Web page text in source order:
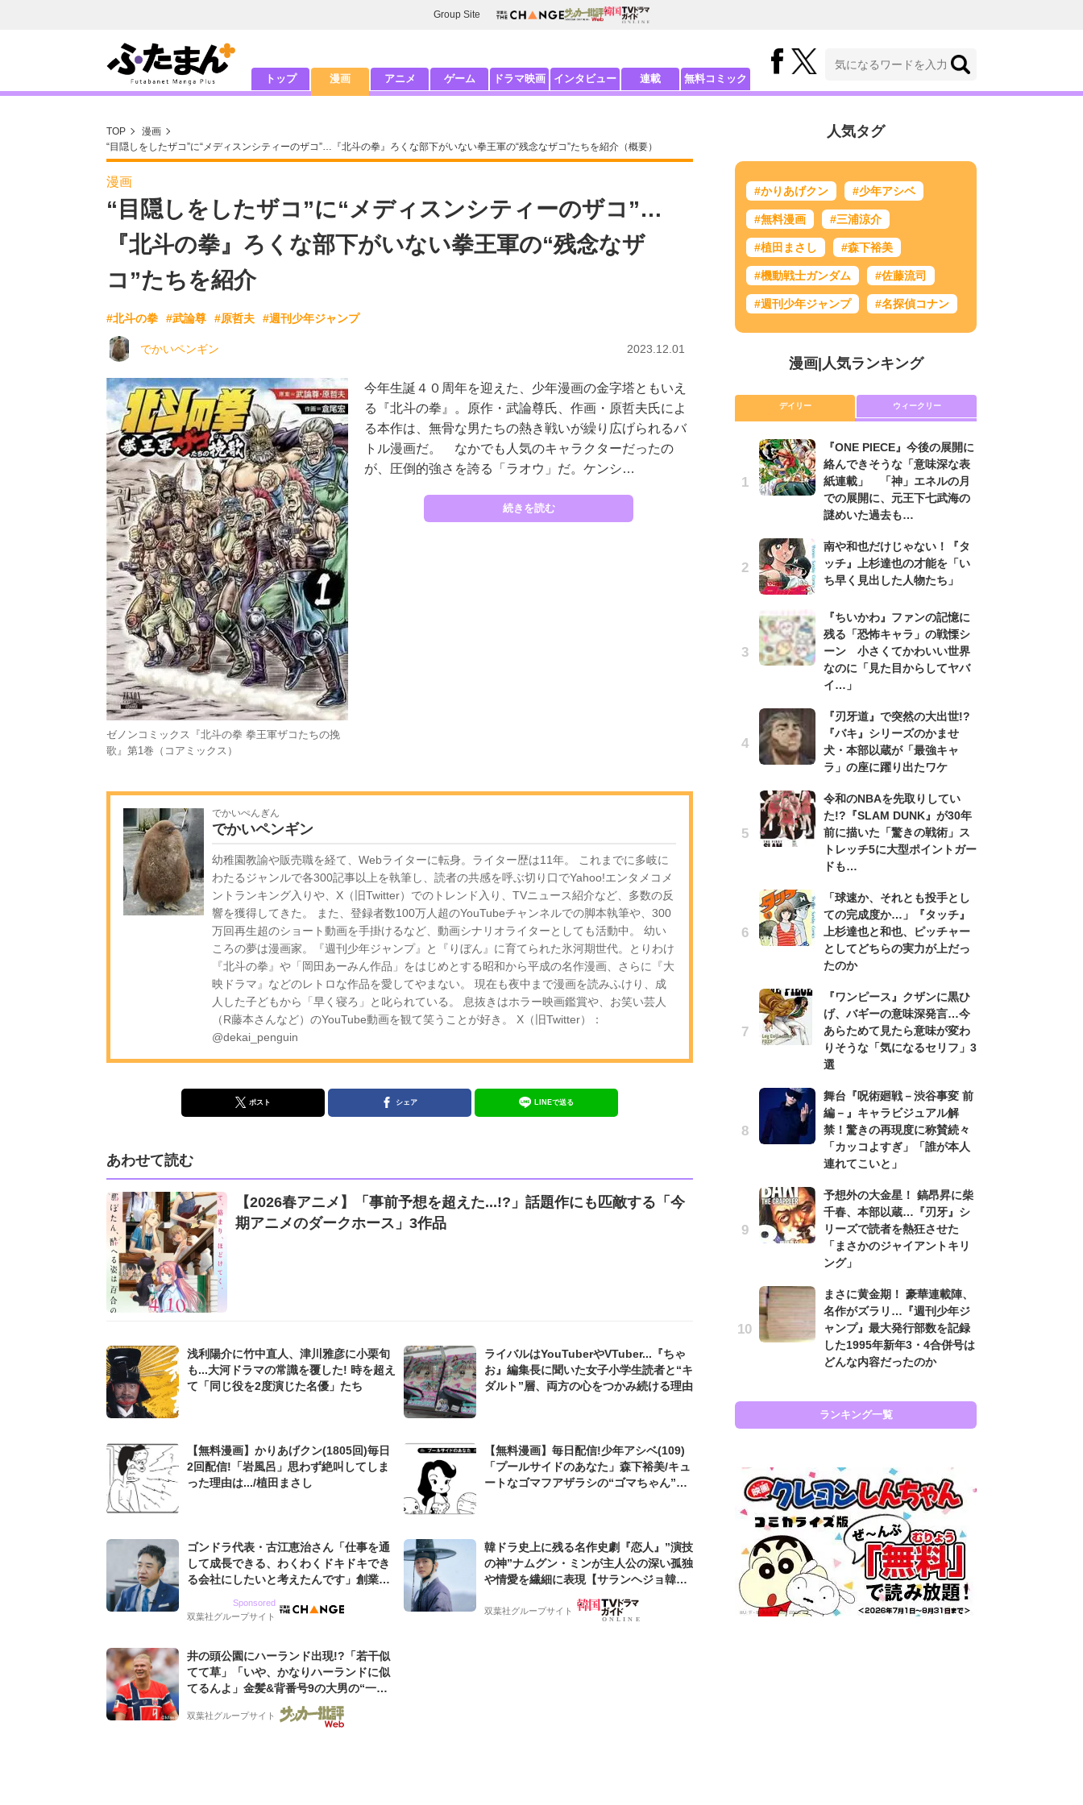
Group Site
トップ 漫画 アニメ ゲーム ドラマ映画 インタビュー 連載 無料コミック
TOP
漫画
“目隠しをしたザコ”に“メディスンシティーのザコ”…『北斗の拳』ろくな部下がいない拳王軍の“残念なザコ”たちを紹介（概要）
漫画
“目隠しをしたザコ”に“メディスンシティーのザコ”…
『北斗の拳』ろくな部下がいない拳王軍の“残念なザ
コ”たちを紹介
#北斗の拳 #武論尊 #原哲夫 #週刊少年ジャンプ
でかいペンギン 2023.12.01
ゼノンコミックス『北斗の拳 拳王軍ザコたちの挽
歌』第1巻（コアミックス）
今年生誕４０周年を迎えた、少年漫画の金字塔ともいえ
る『北斗の拳』。原作・武論尊氏、作画・原哲夫氏によ
る本作は、無骨な男たちの熱き戦いが繰り広げられるバ
トル漫画だ。 なかでも人気のキャラクターだったの
が、圧倒的強さを誇る「ラオウ」だ。ケンシ…
続きを読む
でかいぺんぎん
でかいペンギン
幼稚園教諭や販売職を経て、Webライターに転身。ライター歴は11年。 これまでに多岐に
わたるジャンルで各300記事以上を執筆し、読者の共感を呼ぶ切り口でYahoo!エンタメコメ
ントランキング入りや、X（旧Twitter）でのトレンド入り、TVニュース紹介など、多数の反
響を獲得してきた。 また、登録者数100万人超のYouTubeチャンネルでの脚本執筆や、300
万回再生超のショート動画を手掛けるなど、動画シナリオライターとしても活動中。 幼い
ころの夢は漫画家。『週刊少年ジャンプ』と『りぼん』に育てられた氷河期世代。とりわけ
『北斗の拳』や「岡田あーみん作品」をはじめとする昭和から平成の名作漫画、さらに『大
映ドラマ』などのレトロな作品を愛してやまない。 現在も夜中まで漫画を読みふけり、成
人した子どもから「早く寝ろ」と叱られている。 息抜きはホラー映画鑑賞や、お笑い芸人
（R藤本さんなど）のYouTube動画を観て笑うことが好き。 X（旧Twitter）：
@dekai_penguin
ポスト シェア LINEで送る
あわせて読む
【2026春アニメ】「事前予想を超えた...!?」話題作にも匹敵する「今
期アニメのダークホース」3作品
浅利陽介に竹中直人、津川雅彦に小栗旬
も...大河ドラマの常識を覆した! 時を超え
て「同じ役を2度演じた名優」たち
ライバルはYouTuberやVTuber...『ちゃ
お』編集長に聞いた女子小学生読者と“キ
ダルト”層、両方の心をつかみ続ける理由
【無料漫画】かりあげクン(1805回)毎日
2回配信!「岩風呂」思わず絶叫してしま
った理由は.../植田まさし
【無料漫画】毎日配信!少年アシベ(109)
「プールサイドのあなた」森下裕美/キュ
ートなゴマフアザラシの“ゴマちゃん”を
ゴンドラ代表・古江恵治さん「仕事を通
して成長できる、わくわくドキドキでき
る会社にしたいと考えたんです」創業来
グ会社のアイデンティティ
Sponsored
双葉社グループサイト
韓ドラ史上に残る名作史劇『恋人』”演技
の神”ナムグン・ミンが主人公の深い孤独
や情愛を繊細に表現【サランヘジョ韓ド
双葉社グループサイト
井の頭公園にハーランド出現!?「若干似
てて草」「いや、かなりハーランドに似
てるんよ」金髪&背番号9の大男の“一人
バイキング・ロー”映像が話題!「元気を
もらった」
双葉社グループサイト
人気タグ
#かりあげクン #少年アシベ
#無料漫画 #三浦涼介
#植田まさし #森下裕美
#機動戦士ガンダム #佐藤流司
#週刊少年ジャンプ #名探偵コナン
漫画| 人気ランキング
デイリー ウィークリー
『ONE PIECE』今後の展開に
絡んできそうな「意味深な表
紙連載」 「神」エネルの月
での展開に、元王下七武海の
謎めいた過去も…
南や和也だけじゃない！『タ
ッチ』上杉達也の才能を「い
ち早く見出した人物たち」
『ちいかわ』ファンの記憶に
残る「恐怖キャラ」の戦慄シ
ーン 小さくてかわいい世界
なのに「見た目からしてヤバ
イ…」
『刃牙道』で突然の大出世!?
『バキ』シリーズのかませ
犬・本部以蔵が「最強キャ
ラ」の座に躍り出たワケ
令和のNBAを先取りしてい
た!?『SLAM DUNK』が30年
前に描いた「驚きの戦術」ス
トレッチ5に大型ポイントガー
ドも…
「球速か、それとも投手とし
ての完成度か…」『タッチ』
上杉達也と和也、ピッチャー
としてどちらの実力が上だっ
たのか
『ワンピース』クザンに黒ひ
げ、バギーの意味深発言…今
あらためて見たら意味が変わ
りそうな「気になるセリフ」3
選
舞台『呪術廻戦－渋谷事変 前
編－』キャラビジュアル解
禁！驚きの再現度に称賛続々
「カッコよすぎ」「誰が本人
連れてこいと」
予想外の大金星！ 鎬昂昇に柴
千春、本部以蔵…『刃牙』シ
リーズで読者を熱狂させた
「まさかのジャイアントキリ
ング」
まさに黄金期！ 豪華連載陣、
名作がズラリ…『週刊少年ジ
ャンプ』最大発行部数を記録
した1995年新年3・4合併号は
どんな内容だったのか
ランキング一覧